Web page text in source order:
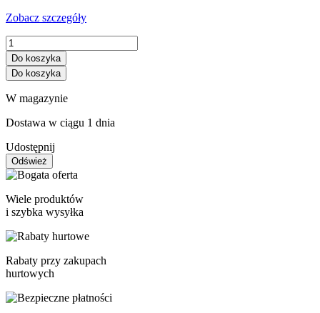
Zobacz szczegóły
Do koszyka
Do koszyka
W magazynie
Dostawa w ciągu 1 dnia
Udostępnij
Wiele produktów
i szybka wysyłka
Rabaty przy zakupach
hurtowych